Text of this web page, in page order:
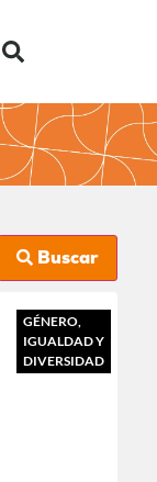
Buscar
GÉNERO,
IGUALDAD Y
DIVERSIDAD